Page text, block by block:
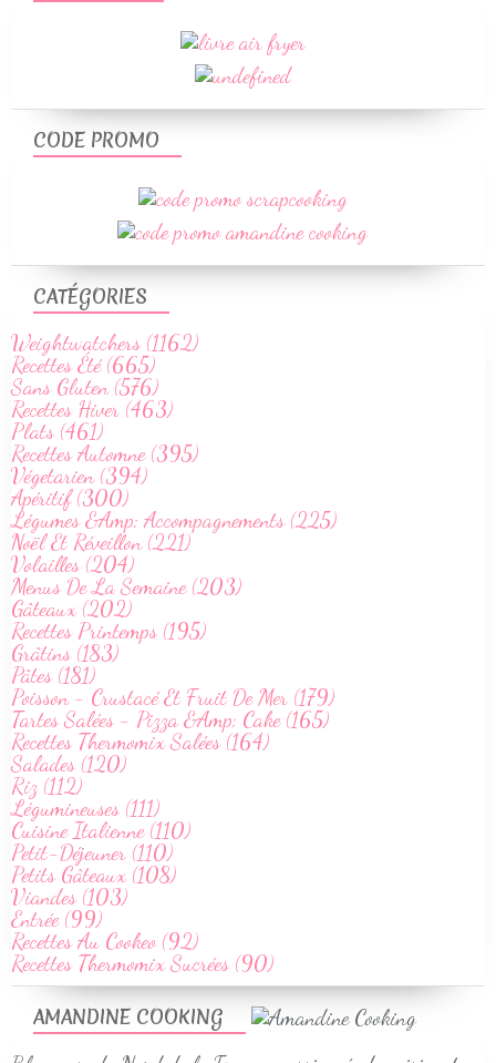
AMANDINE COOKING
CATÉGORIES
Weightwatchers (1162)
Recettes Été (665)
Sans Gluten (576)
Recettes Hiver (463)
Plats (461)
Recettes Automne (395)
Végetarien (394)
Apéritif (300)
Légumes &Amp; Accompagnements (225)
Noël Et Réveillon (221)
Volailles (204)
Menus De La Semaine (203)
Gâteaux (202)
Recettes Printemps (195)
Grâtins (183)
Pâtes (181)
Poisson - Crustacé Et Fruit De Mer (179)
Tartes Salées - Pizza &Amp; Cake (165)
Recettes Thermomix Salées (164)
Salades (120)
Riz (112)
Légumineuses (111)
Cuisine Italienne (110)
Petit-Déjeuner (110)
Petits Gâteaux (108)
Viandes (103)
Entrée (99)
Recettes Au Cookeo (92)
Recettes Thermomix Sucrées (90)
CODE PROMO